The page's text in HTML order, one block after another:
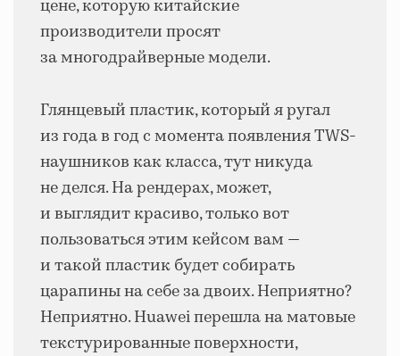
цене, которую китайские
производители просят
за многодрайверные модели.
Глянцевый пластик, который я ругал
из года в год с момента появления TWS-
наушников как класса, тут никуда
не делся. На рендерах, может,
и выглядит красиво, только вот
пользоваться этим кейсом вам —
и такой пластик будет собирать
царапины на себе за двоих. Неприятно?
Неприятно. Huawei перешла на матовые
текстурированные поверхности,